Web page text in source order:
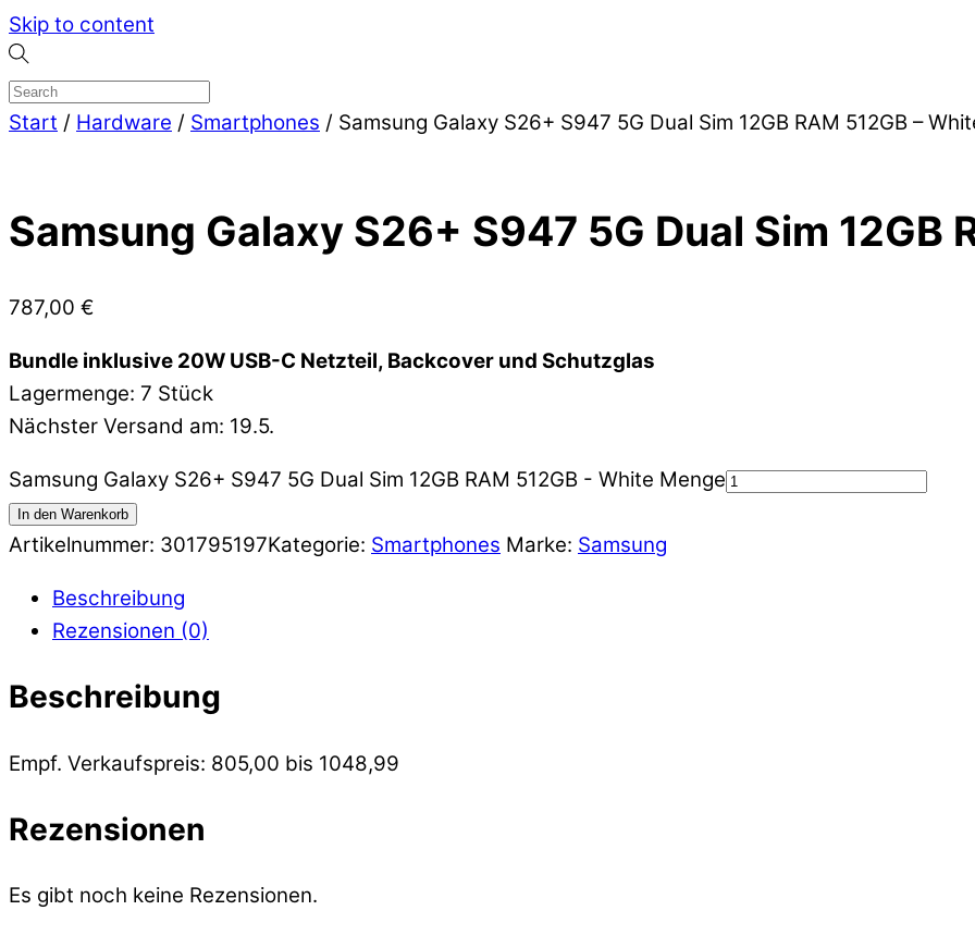
Skip to content
Start / Hardware / Smartphones / Samsung Galaxy S26+ S947 5G Dual Sim 12GB RAM 512GB –
Samsung Galaxy S26+ S947 5G Dual Sim 12GB
787,00 €
Bundle inklusive 20W USB-C Netzteil, Backcover und Schutzglas
Lagermenge: 7 Stück
Nächster Versand am: 19.5.
Samsung Galaxy S26+ S947 5G Dual Sim 12GB RAM 512GB - White Menge
In den Warenkorb
Artikelnummer: 301795197Kategorie: Smartphones Marke: Samsung
Beschreibung
Rezensionen (0)
Beschreibung
Empf. Verkaufspreis: 805,00 bis 1048,99
Rezensionen
Es gibt noch keine Rezensionen.